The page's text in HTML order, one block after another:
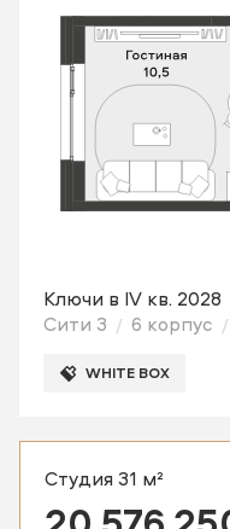
Ключи в IV кв. 2028
Сити 3
6 корпус
WHITE BOX
Студия 31 м²